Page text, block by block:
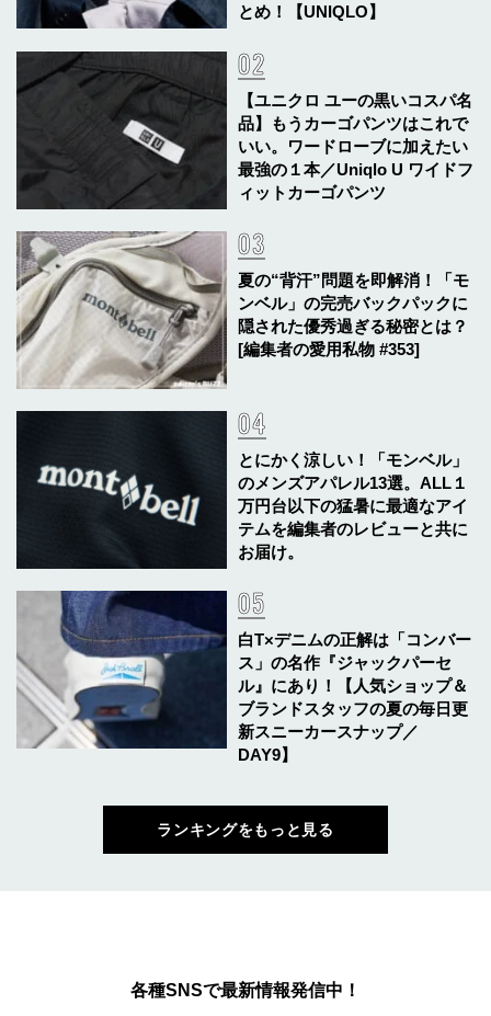
とめ！【UNIQLO】
【ユニクロ ユーの黒いコスパ名
品】もうカーゴパンツはこれで
いい。ワードローブに加えたい
最強の１本／Uniqlo U ワイドフ
ィットカーゴパンツ
夏の“背汗”問題を即解消！「モ
ンベル」の完売バックパックに
隠された優秀過ぎる秘密とは？
[編集者の愛用私物 #353]
とにかく涼しい！「モンベル」
のメンズアパレル13選。ALL１
万円台以下の猛暑に最適なアイ
テムを編集者のレビューと共に
お届け。
白T×デニムの正解は「コンバー
ス」の名作『ジャックパーセ
ル』にあり！【人気ショップ＆
ブランドスタッフの夏の毎日更
新スニーカースナップ／
DAY9】
ランキングをもっと見る
各種SNSで最新情報発信中！